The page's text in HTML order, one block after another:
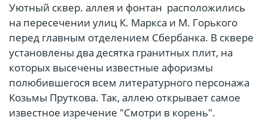
Уютный сквер. аллея и фонтан расположились
на пересечении улиц К. Маркса и М. Горького
перед главным отделением Сбербанка. В сквере
установлены два десятка гранитных плит, на
которых высечены известные афоризмы
полюбившегося всем литературного персонажа
Козьмы Пруткова. Так, аллею открывает самое
известное изречение "Смотри в корень".